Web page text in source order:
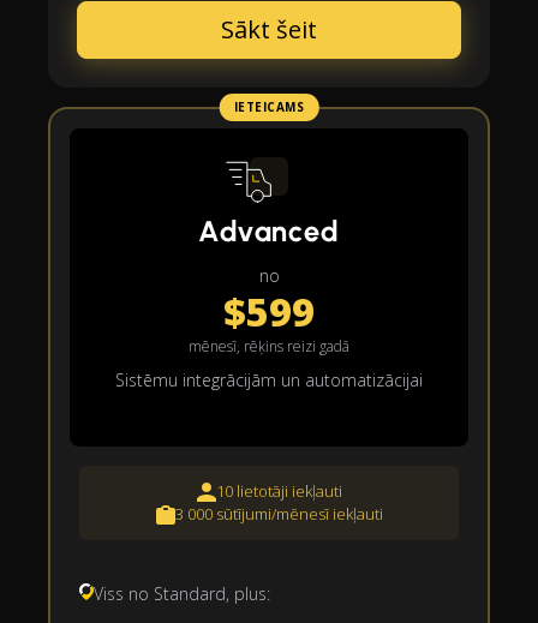
Sākt šeit
IETEICAMS
Advanced
no
$599
mēnesī, rēķins reizi gadā
Sistēmu integrācijām un automatizācijai
10 lietotāji iekļauti
3 000 sūtījumi/mēnesī iekļauti
Viss no Standard, plus: